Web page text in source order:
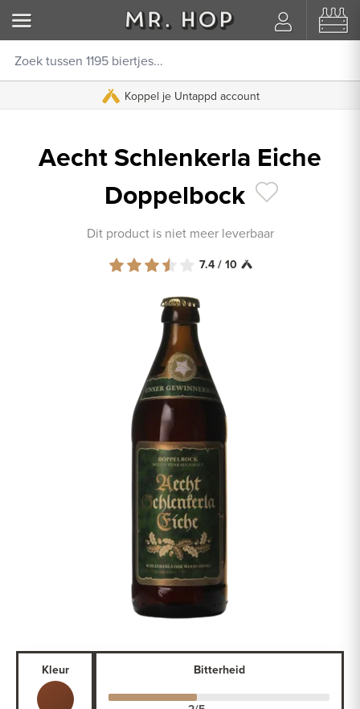
Koppel je Untappd account
Aecht Schlenkerla Eiche
Doppelbock
Dit product is niet meer leverbaar
7.4 / 10
Kleur Bitterheid